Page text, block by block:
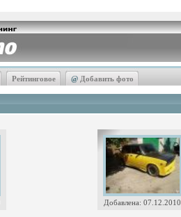
Рейтинговое @ Добавить фото
Добавлена: 07.12.2010